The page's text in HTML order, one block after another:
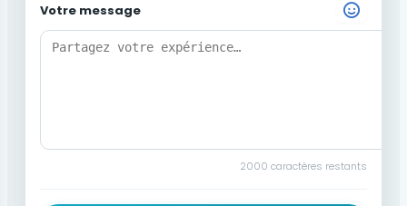
Votre message
Choisir un Emoji
2000 caractères restants